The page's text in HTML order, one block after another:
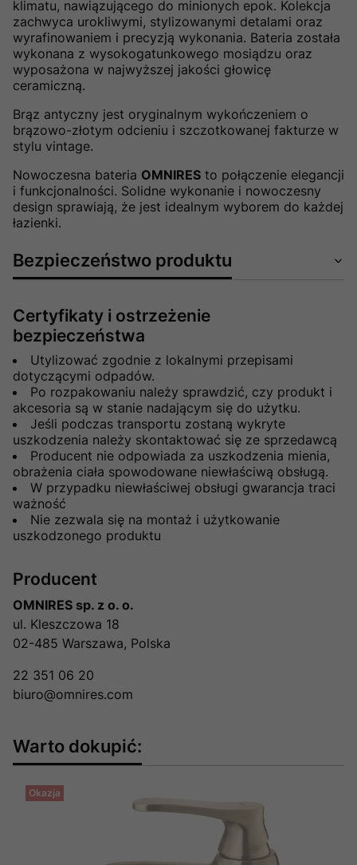
klimatu, nawiązującego do minionych epok. Kolekcja
zachwyca urokliwymi, stylizowanymi detalami oraz
wyrafinowaniem i precyzją wykonania. Bateria została
wykonana z wysokogatunkowego mosiądzu oraz
wyposażona w najwyższej jakości głowicę
ceramiczną.
Brąz antyczny jest oryginalnym wykończeniem o
brązowo-złotym odcieniu i szczotkowanej fakturze w
stylu vintage.
Nowoczesna bateria OMNIRES to połączenie elegancji
i funkcjonalności. Solidne wykonanie i nowoczesny
design sprawiają, że jest idealnym wyborem do każdej
łazienki.
Bezpieczeństwo produktu
Certyfikaty i ostrzeżenie
bezpieczeństwa
Utylizować zgodnie z lokalnymi przepisami
dotyczącymi odpadów.
Po rozpakowaniu należy sprawdzić, czy produkt i
akcesoria są w stanie nadającym się do użytku.
Jeśli podczas transportu zostaną wykryte
uszkodzenia należy skontaktować się ze sprzedawcą
Producent nie odpowiada za uszkodzenia mienia,
obrażenia ciała spowodowane niewłaściwą obsługą.
W przypadku niewłaściwej obsługi gwarancja traci
ważność
Nie zezwala się na montaż i użytkowanie
uszkodzonego produktu
Producent
OMNIRES sp. z o. o.
ul. Kleszczowa 18
02-485 Warszawa, Polska
22 351 06 20
biuro@omnires.com
Warto dokupić:
Okazja